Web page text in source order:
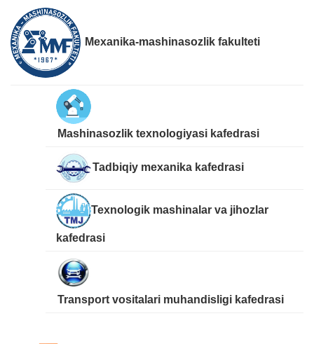
Mexanika-mashinasozlik fakulteti
Mashinasozlik texnologiyasi kafedrasi
Tadbiqiy mexanika kafedrasi
Texnologik mashinalar va jihozlar
kafedrasi
Transport vositalari muhandisligi kafedrasi